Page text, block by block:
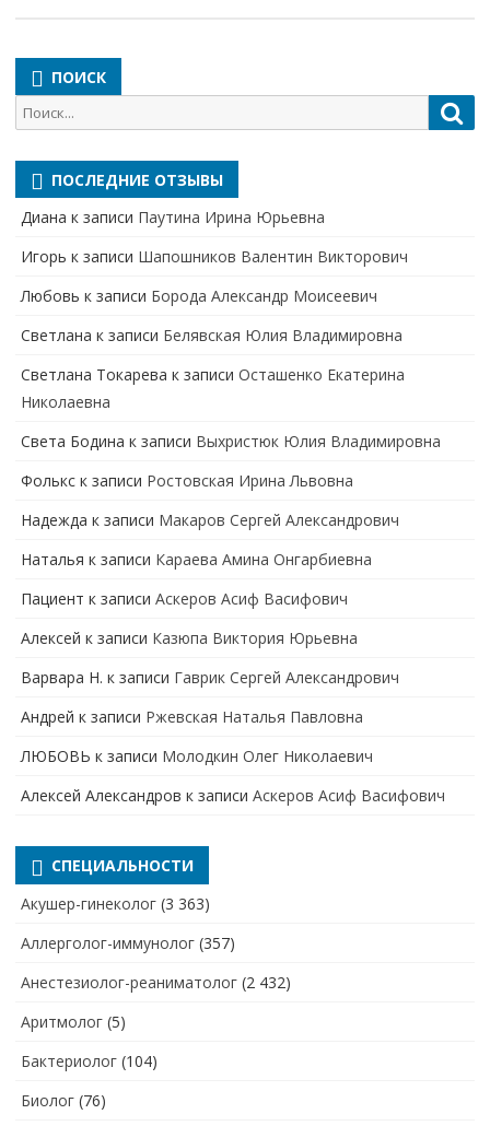
ПОИСК
Поиск
для:
ПОСЛЕДНИЕ ОТЗЫВЫ
Диана к записи Паутина Ирина Юрьевна
Игорь к записи Шапошников Валентин Викторович
Любовь к записи Борода Александр Моисеевич
Светлана к записи Белявская Юлия Владимировна
Cветлана Токарева к записи Осташенко Екатерина
Николаевна
Света Бодина к записи Выхристюк Юлия Владимировна
Фолькс к записи Ростовская Ирина Львовна
Надежда к записи Макаров Сергей Александрович
Наталья к записи Караева Амина Онгарбиевна
Пациент к записи Аскеров Асиф Васифович
Алексей к записи Казюпа Виктория Юрьевна
Варвара Н. к записи Гаврик Сергей Александрович
Андрей к записи Ржевская Наталья Павловна
ЛЮБОВЬ к записи Молодкин Олег Николаевич
Алексей Александров к записи Аскеров Асиф Васифович
СПЕЦИАЛЬНОСТИ
Акушер-гинеколог (3 363)
Аллерголог-иммунолог (357)
Анестезиолог-реаниматолог (2 432)
Аритмолог (5)
Бактериолог (104)
Биолог (76)